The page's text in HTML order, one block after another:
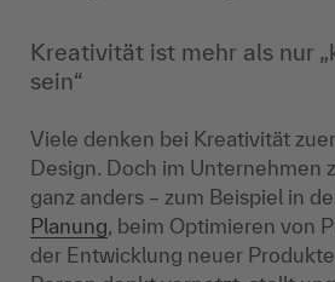
Kreativität ist mehr als nur
sein“
Viele denken bei Kreativität
Design. Doch im Unternehmen
ganz anders – zum Beispiel in
Planung, beim Optimieren von
der Entwicklung neuer